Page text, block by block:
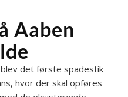
Aaben
det første spadestik
hvor der skal opføres